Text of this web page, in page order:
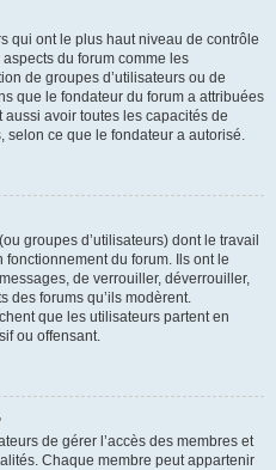
qui ont le plus haut niveau de contrôle
du forum comme les
de groupes d’utilisateurs ou de
que le fondateur du forum a attribuées
avoir toutes les capacités de
selon ce que le fondateur a autorisé.
groupes d’utilisateurs) dont le travail
du forum. Ils ont le
de verrouiller, déverrouiller,
des forums qu’ils modèrent.
que les utilisateurs partent en
ou offensant.
de gérer l’accès des membres et
Chaque membre peut appartenir